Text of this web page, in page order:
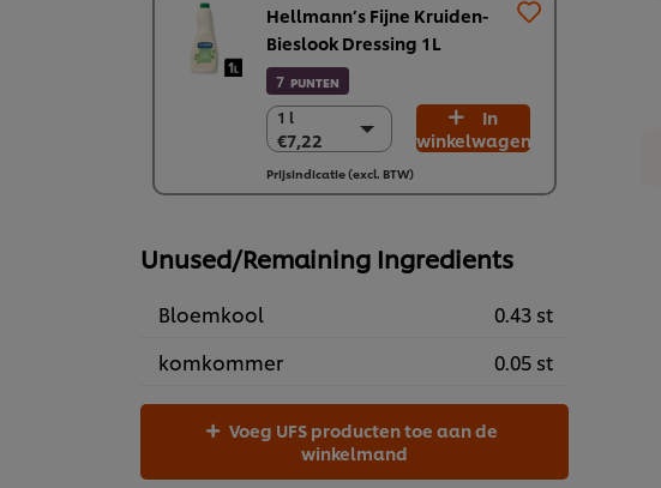
Hellmann’s Fijne Kruiden-
Bieslook Dressing 1L
7 PUNTEN
1 l
€7,22
1 l
€7,22
6 x 1 l
€43,33
In
winkelwagen
Prijsindicatie (excl. BTW)
Unused/Remaining Ingredients
Bloemkool
0.43 st
komkommer
0.05 st
winkelmand